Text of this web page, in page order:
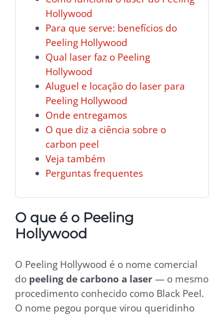
Hollywood
Para que serve: benefícios do
Peeling Hollywood
Qual laser faz o Peeling
Hollywood
Aluguel e locação do laser para
Peeling Hollywood
Onde entregamos
O que diz a ciência sobre o
carbon peel
Veja também
Perguntas frequentes
O que é o Peeling
Hollywood
O Peeling Hollywood é o nome comercial
do peeling de carbono a laser — o mesmo
procedimento conhecido como Black Peel.
O nome pegou porque virou queridinho